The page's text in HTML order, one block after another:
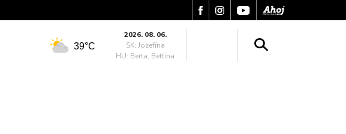
39°C
2026. 08. 06.
SK: Jozefína
HU: Berta, Bettina